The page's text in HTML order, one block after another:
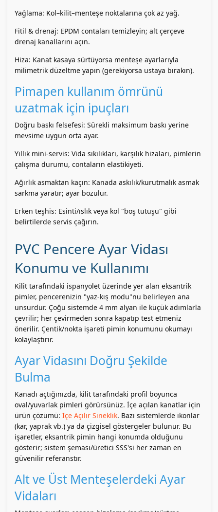
Yağlama: Kol–kilit–menteşe noktalarına çok az yağ.
Fitil & drenaj: EPDM contaları temizleyin; alt çerçeve
drenaj kanallarını açın.
Hiza: Kanat kasaya sürtüyorsa menteşe ayarlarıyla
milimetrik düzeltme yapın (gerekiyorsa ustaya bırakın).
Pimapen kullanım ömrünü
uzatmak için ipuçları
Doğru baskı felsefesi: Sürekli maksimum baskı yerine
mevsime uygun orta ayar.
Yıllık mini-servis: Vida sıkılıkları, karşılık hizaları, pimlerin
çalışma durumu, contaların elastikiyeti.
Ağırlık asmaktan kaçın: Kanada askılık/kurutmalık asmak
sarkma yaratır; ayar bozulur.
Erken teşhis: Esinti/ıslık veya kol "boş tutuşu" gibi
belirtilerde servis çağırın.
PVC Pencere Ayar Vidası
Konumu ve Kullanımı
Kilit tarafındaki ispanyolet üzerinde yer alan eksantrik
pimler, pencerenizin "yaz-kış modu"nu belirleyen ana
unsurdur. Çoğu sistemde 4 mm alyan ile küçük adımlarla
çevrilir; her çevirmeden sonra kapatıp test etmeniz
önerilir. Çentik/nokta işareti pimin konumunu okumayı
kolaylaştırır.
Ayar Vidasını Doğru Şekilde
Bulma
Kanadı açtığınızda, kilit tarafındaki profil boyunca
oval/yuvarlak pimleri görürsünüz. İçe açılan kanatlar için
ürün çözümü: İçe Açılır Sineklik. Bazı sistemlerde ikonlar
(kar, yaprak vb.) ya da çizgisel göstergeler bulunur. Bu
işaretler, eksantrik pimin hangi konumda olduğunu
gösterir; sistem şeması/üretici SSS'si her zaman en
güvenilir referanstır.
Alt ve Üst Menteşelerdeki Ayar
Vidaları